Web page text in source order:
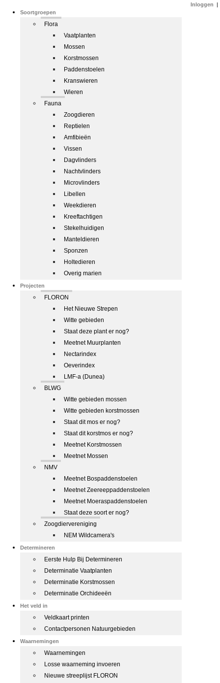
Soortgroepen
Flora
Vaatplanten
Mossen
Korstmossen
Paddenstoelen
Kranswieren
Wieren
Fauna
Zoogdieren
Reptielen
Amfibieën
Vissen
Dagvlinders
Nachtvlinders
Microvlinders
Libellen
Weekdieren
Kreeftachtigen
Stekelhuidigen
Manteldieren
Sponzen
Holtedieren
Overig marien
Projecten
FLORON
Het Nieuwe Strepen
Witte gebieden
Staat deze plant er nog?
Meetnet Muurplanten
Nectarindex
Oeverindex
LMF-a (Dunea)
BLWG
Witte gebieden mossen
Witte gebieden korstmossen
Staat dit mos er nog?
Staat dit korstmos er nog?
Meetnet Korstmossen
Meetnet Mossen
NMV
Meetnet Bospaddenstoelen
Meetnet Zeereeppaddenstoelen
Meetnet Moeraspaddenstoelen
Staat deze soort er nog?
Zoogdiervereniging
NEM Wildcamera's
Determineren
Eerste Hulp Bij Determineren
Determinatie Vaatplanten
Determinatie Korstmossen
Determinatie Orchideeën
Het veld in
Veldkaart printen
Contactpersonen Natuurgebieden
Waarnemingen
Waarnemingen
Losse waarneming invoeren
Nieuwe streeplijst FLORON
Inloggen |